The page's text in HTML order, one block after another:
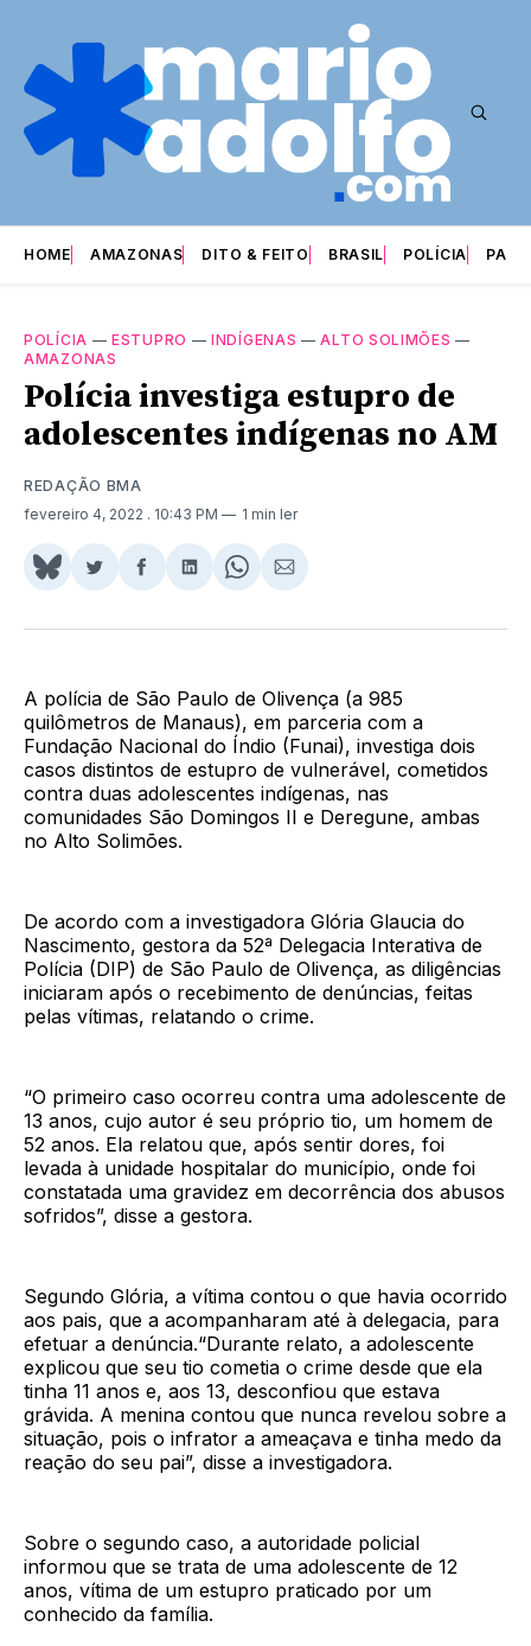
HOME AMAZONAS DITO & FEITO BRASIL POLÍCIA
POLÍCIA —ESTUPRO —INDÍGENAS —ALTO SOLIMÕES —
AMAZONAS
Polícia investiga estupro de
adolescentes indígenas no AM
REDAÇÃO BMA
fevereiro 4, 2022 . 10:43 PM 1 min ler
Share
BlueSky
Compartilhar
Twitter
Compartilhar
Facebook
Compartilhar
LinkedIn
Share
WhatsApp
Compartilhar
Email
A polícia de São Paulo de Olivença (a 985
quilômetros de Manaus), em parceria com a
Fundação Nacional do Índio (Funai), investiga dois
casos distintos de estupro de vulnerável, cometidos
contra duas adolescentes indígenas, nas
comunidades São Domingos II e Deregune, ambas
no Alto Solimões.
De acordo com a investigadora Glória Glaucia do
Nascimento, gestora da 52ª Delegacia Interativa de
Polícia (DIP) de São Paulo de Olivença, as diligências
iniciaram após o recebimento de denúncias, feitas
pelas vítimas, relatando o crime.
“O primeiro caso ocorreu contra uma adolescente de
13 anos, cujo autor é seu próprio tio, um homem de
52 anos. Ela relatou que, após sentir dores, foi
levada à unidade hospitalar do município, onde foi
constatada uma gravidez em decorrência dos abusos
sofridos”, disse a gestora.
Segundo Glória, a vítima contou o que havia ocorrido
aos pais, que a acompanharam até à delegacia, para
efetuar a denúncia.“Durante relato, a adolescente
explicou que seu tio cometia o crime desde que ela
tinha 11 anos e, aos 13, desconfiou que estava
grávida. A menina contou que nunca revelou sobre a
situação, pois o infrator a ameaçava e tinha medo da
reação do seu pai”, disse a investigadora.
Sobre o segundo caso, a autoridade policial
informou que se trata de uma adolescente de 12
anos, vítima de um estupro praticado por um
conhecido da família.